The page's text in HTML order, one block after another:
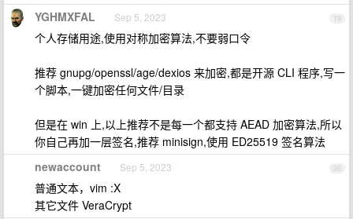
19
YGHMXFAL Sep 5, 2023
个人存储用途,使用对称加密算法,不要弱口令
推荐 gnupg/openssl/age/dexios 来加密,都是开源 CLI 程序,写一
个脚本,一键加密任何文件/目录
但是在 win 上,以上推荐不是每一个都支持 AEAD 加密算法,所以
你自己再加一层签名,推荐 minisign,使用 ED25519 签名算法
20
newaccount Sep 5, 2023
普通文本，vim :X
其它文件 VeraCrypt